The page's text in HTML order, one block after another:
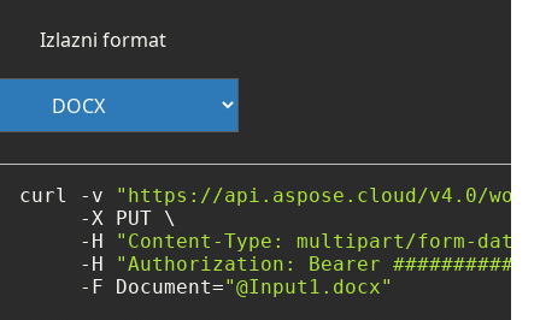
Izlazni format
curl -v
"https://api.aspose.cloud/v4.0/
     -X PUT \
     -H
"Content-Type: multipart/form-data"
     -H
"Authorization: Bearer
     -F Document=
"@Input1.docx"